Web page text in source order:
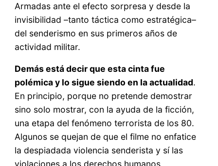
Armadas ante el efecto sorpresa y desde la
invisibilidad –tanto táctica como estratégica–
del senderismo en sus primeros años de
actividad militar.
Demás está decir que esta cinta fue
polémica y lo sigue siendo en la actualidad.
En principio, porque no pretende demostrar
sino solo mostrar, con la ayuda de la ficción,
una etapa del fenómeno terrorista de los 80.
Algunos se quejan de que el filme no enfatice
la despiadada violencia senderista y sí las
violaciones a los derechos humanos